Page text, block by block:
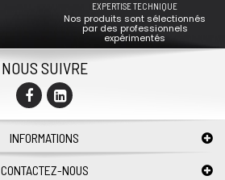
EXPERTISE TECHNIQUE
Nos produits sont sélectionnés
par des professionnels
expérimentés
NOUS SUIVRE
INFORMATIONS
CONTACTEZ-NOUS